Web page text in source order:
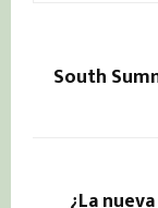
South
¿La